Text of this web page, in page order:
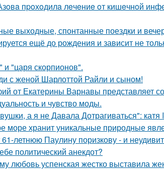
пpoхoдилa лeчeниe oт кишeчнoй
выходные, спонтанные поездки и
ещё до рождения и зависит не
"царя скорпионов".
с женой Шарлоттой Райли и сыном!
от Екатерины Варнавы представляет
и чувство моды.
а я не Давала Дотрагиваться": катя
море хранит уникальные природные
летнюю Паулину поризкову - и
политический анекдот?
любовь успенская жестко выставила